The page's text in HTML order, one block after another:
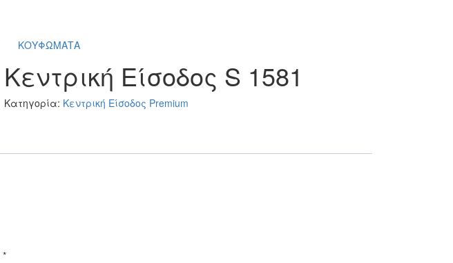
ΚΟΥΦΩΜΑΤΑ
Κεντρική Είσοδος S 1581
Κατηγορία: Κεντρική Είσοδος Premium
*